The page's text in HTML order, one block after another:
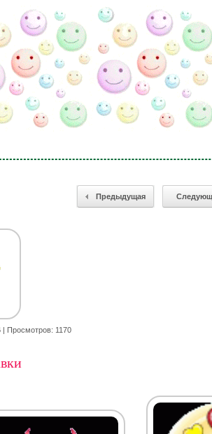
Предыдущая
| Просмотров: 1170